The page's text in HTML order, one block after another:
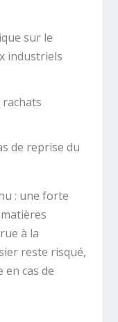
sur le
industriels
de reprise du
: une forte
à la
reste risqué,
cas de